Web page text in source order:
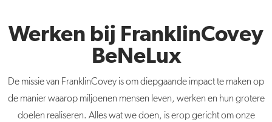
Werken bij FranklinCovey
BeNeLux
De missie van FranklinCovey is om diepgaande impact te maken op
de manier waarop miljoenen mensen leven, werken en hun grotere
doelen realiseren. Alles wat we doen, is erop gericht om onze